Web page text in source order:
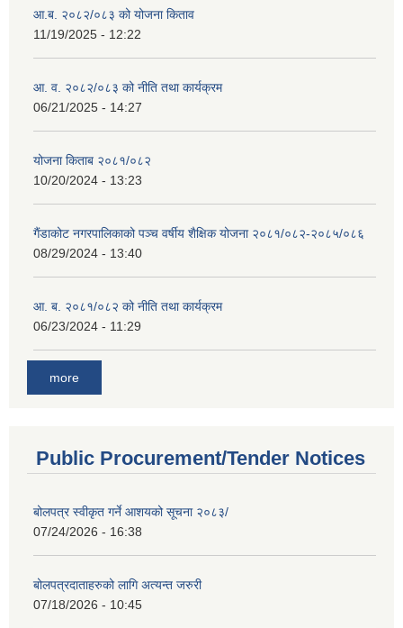
आ.ब. २०८२/०८३ को योजना किताव
11/19/2025 - 12:22
आ. व. २०८२/०८३ को नीति तथा कार्यक्रम
06/21/2025 - 14:27
योजना किताब २०८१/०८२
10/20/2024 - 13:23
गैंडाकोट नगरपालिकाको पञ्च वर्षीय शैक्षिक योजना २०८१/०८२-२०८५/०८६
08/29/2024 - 13:40
आ. ब. २०८१/०८२ को नीति तथा कार्यक्रम
06/23/2024 - 11:29
more
Public Procurement/Tender Notices
बोलपत्र स्वीकृत गर्ने आशयको सूचना २०८३/
07/24/2026 - 16:38
बोलपत्रदाताहरुको लागि अत्यन्त जरुरी
07/18/2026 - 10:45